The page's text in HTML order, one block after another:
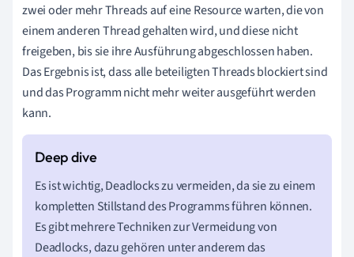
zwei oder mehr Threads auf eine Resource warten, die von
einem anderen Thread gehalten wird, und diese nicht
freigeben, bis sie ihre Ausführung abgeschlossen haben.
Das Ergebnis ist, dass alle beteiligten Threads blockiert sind
und das Programm nicht mehr weiter ausgeführt werden
kann.
Es ist wichtig, Deadlocks zu vermeiden, da sie zu einem
kompletten Stillstand des Programms führen können.
Es gibt mehrere Techniken zur Vermeidung von
Deadlocks, dazu gehören unter anderem das